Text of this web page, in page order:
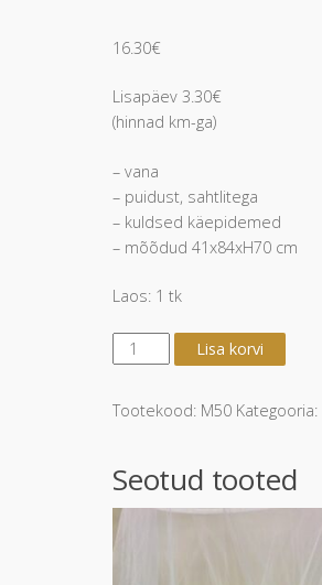
16.30€
Lisapäev 3.30€
(hinnad km-ga)
– vana
– puidust, sahtlitega
– kuldsed käepidemed
– mõõdud 41x84xH70 cm
Laos: 1 tk
Laud
pruun
"Meddin"
Lisa korvi
Tootekood: M50 Kategooria:
Seotud tooted